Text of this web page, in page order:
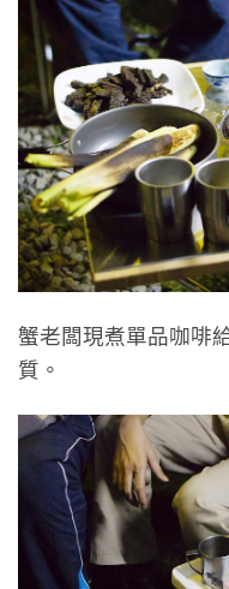
蟹老闆現煮單品咖啡
質。